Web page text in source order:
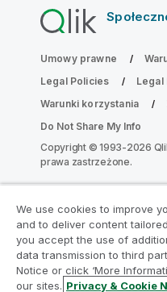
Umowy prawne
Legal Policies
Legal
Warunki korzystania
Do Not Share My Info
Copyright © 1993-2026
prawa zastrzeżone.
Dołącz do
Analityki
Przeprowadź
We use cookies to improve
and to deliver content
you accept the use of
data transmission to third
Notice or click ‘More
our sites. Privacy & Cookie